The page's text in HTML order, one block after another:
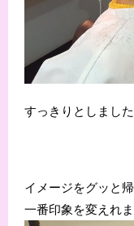
すっきりとしました
イメージをグッと
一番印象を変えれま